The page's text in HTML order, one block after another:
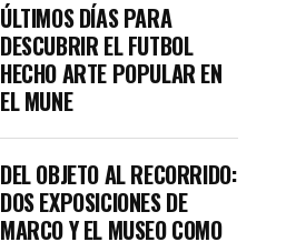
ÚLTIMOS DÍAS PARA
DESCUBRIR EL FUTBOL
HECHO ARTE POPULAR EN
EL MUNE
DEL OBJETO AL RECORRIDO:
DOS EXPOSICIONES DE
MARCO Y EL MUSEO COMO